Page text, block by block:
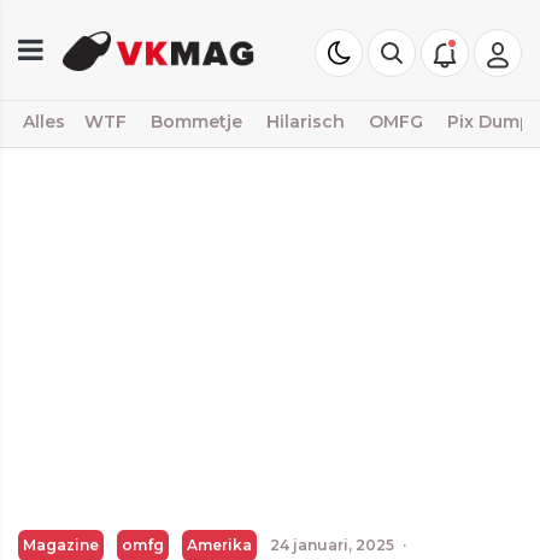
Alles WTF Bommetje Hilarisch OMFG Pix Dump
Magazine omfg Amerika 24 januari, 2025 ·